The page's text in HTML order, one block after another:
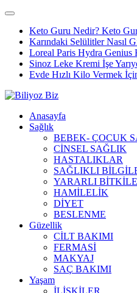
Keto Guru Nedir? Keto
Karındaki Selülitler Nasıl
Loreal Paris Hydra Genius
Sinoz Leke Kremi İşe
Evde Hızlı Kilo Vermek
Anasayfa
Sağlık
BEBEK- ÇOCUK
CİNSEL SAĞLIK
HASTALIKLAR
SAĞLIKLI
YARARLI
HAMİLELİK
DİYET
BESLENME
Güzellik
CİLT BAKIMI
FERMASİ
MAKYAJ
SAÇ BAKIMI
Yaşam
İLİŞKİLER